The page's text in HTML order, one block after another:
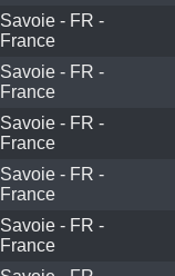
Savoie - FR -
France
Savoie - FR -
France
Savoie - FR -
France
Savoie - FR -
France
Savoie - FR -
France